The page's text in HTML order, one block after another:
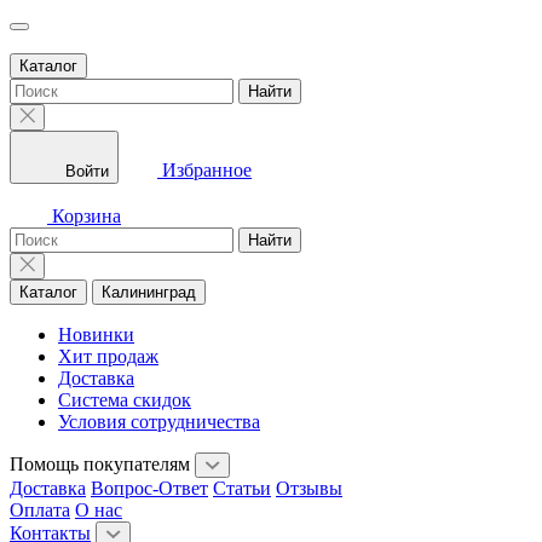
Каталог
Найти
Войти Избранное
Корзина
Найти
Каталог Калининград
Новинки
Хит продаж
Доставка
Система скидок
Условия сотрудничества
Помощь покупателям
Доставка Вопрос-Ответ Статьи Отзывы
Оплата О нас
Контакты